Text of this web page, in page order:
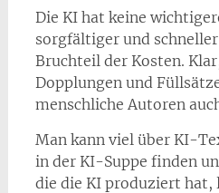
Die KI hat keine
sorgfältiger und
Bruchteil der Kosten.
Dopplungen und
menschliche Autoren
Man kann viel über KI-
in der KI-Suppe finden
die die KI produziert hat,